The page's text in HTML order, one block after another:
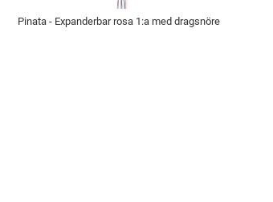
Pinata - Expanderbar rosa 1:a med dragsnöre